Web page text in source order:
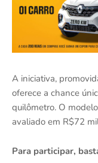
A iniciativa,
oferece a chance
quilômetro. O
avaliado em R$72
Para participar,